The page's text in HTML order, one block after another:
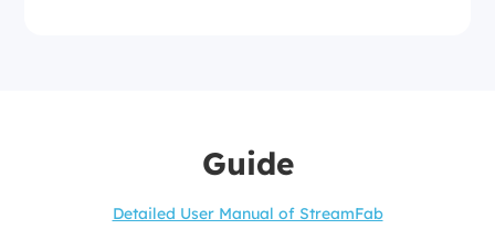
Guide
Detailed User Manual of StreamFab